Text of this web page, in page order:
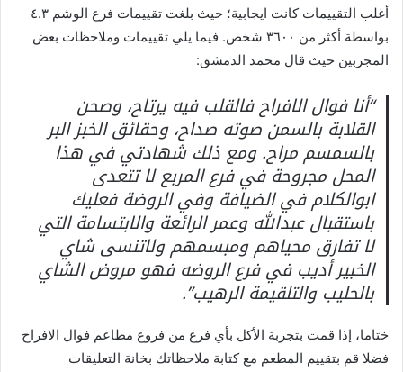
أغلب التقييمات كانت ايجابية؛ حيث بلغت تقييمات فرع الوشم ٤.٣
بواسطة أكثر من ٣٦٠٠ شخص. فيما يلي تقييمات وملاحظات بعض
المجربين حيث قال محمد الدمشق:
“أنا فوال الافراح فالقلب فيه يرتاح، وصحن
القلابة بالسمن صوته صداح، وحقائق الخبز البر
بالسمسم مراح. ومع ذلك شهادتي في هذا
المحل مجروحة في فرع المربع لا تتعدى
ابوالكلام في الضيافة وفي الروضة فعليك
باستقبال عبدالله وعمر الرائعة والابتسامة التي
لا تفارق محياهم ومبسمهم ولاتنسى شاي
الخبير أديب في فرع الروضه فهو مروض الشاي
بالحليب والتلقيمة الرهيب”.
ختاما، إذا قمت بتجربة الأكل بأي فرع من فروع مطاعم فوال الافراح
فضلا قم بتقييم المطعم مع كتابة ملاحظاتك بخانة التعليقات